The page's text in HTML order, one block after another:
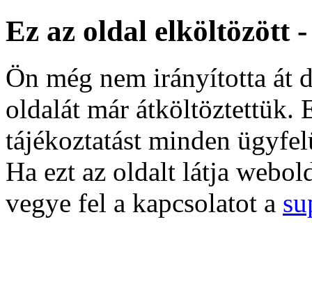
Ez az oldal elköltözött -
Ön még nem irányította át
oldalát már átköltöztettük.
tájékoztatást minden
Ha ezt az oldalt látja
vegye fel a kapcsolatot a